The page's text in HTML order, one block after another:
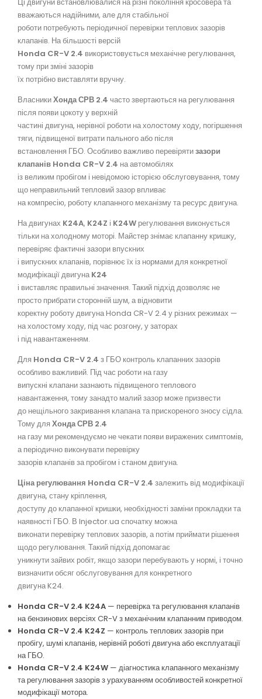
вважаються надійними, але для стабільної
роботи потребують періодичної перевірки теплових зазорів
клапанів. На більшості версій
Honda CR-V 2.4 використовується механічне регулювання,
тому при зміні зазорів
їх потрібно виставляти вручну.
ВласникиХонда СРВ 2.4 часто звертаються на регулювання
після появи цокоту у верхній
частині двигуна, нерівної роботи на холостому ходу, погіршення
тяги, підвищеної витрати пального або після
встановлення ГБО. Особливо важливо перевірятизазори
клапанів Honda CR-V 2.4 на автомобілях
із великим пробігом і невідомою історією обслуговування, тому
що неправильний тепловий зазор впливає
на компресію, роботу клапанного механізму та ресурс двигуна.
На двигунах K24A, K24Z і K24W регулювання виконується
тільки на холодному моторі. Майстер знімає клапанну кришку,
перевіряє фактичні зазори впускних
і випускних клапанів, порівнює їх із нормами для конкретної
модифікації двигуна K24
і виставляє правильні значення. Такий підхід дозволяє не
просто прибрати сторонній шум, а відновити
коректну роботу двигуна Honda CR-V 2.4 у різних режимах —
на холостому ходу, під час розгону, у заторах
і під навантаженням.
Для Honda CR-V 2.4 з ГБО контроль клапанних зазорів
особливо важливий. Під час роботи на газу
випускні клапани зазнають підвищеного теплового
навантаження, тому занадто малий зазор може призвести
до нещільного закривання клапана та прискореного зносу сідла.
Тому для Хонда СРВ 2.4
на газу ми рекомендуємо не чекати появи виражених симптомів,
а періодично виконувати перевірку
зазорів клапанів за пробігом і станом двигуна.
Ціна регулювання Honda CR-V 2.4 залежить від модифікації
двигуна, стану кріплення,
доступу до клапанної кришки, необхідності заміни прокладки та
наявності ГБО. В Injector.ua спочатку можна
виконати перевірку теплових зазорів, а потім приймати рішення
щодо регулювання. Такий підхід допомагає
уникнути зайвих робіт, якщо зазори перебувають у нормі, і точно
визначити обсяг обслуговування для конкретного
двигуна K24.
Honda CR-V 2.4 K24A — перевірка та регулювання клапанів
на бензинових версіях CR-V з механічним клапанним приводом.
Honda CR-V 2.4 K24Z — контроль теплових зазорів при
пробігу, шумі клапанів, нерівній роботі двигуна або експлуатації
на ГБО.
Honda CR-V 2.4 K24W — діагностика клапанного механізму
та регулювання зазорів з урахуванням особливостей конкретної
модифікації мотора.